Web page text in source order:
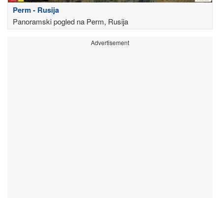
Perm - Rusija
Panoramski pogled na Perm, Rusija
Advertisement